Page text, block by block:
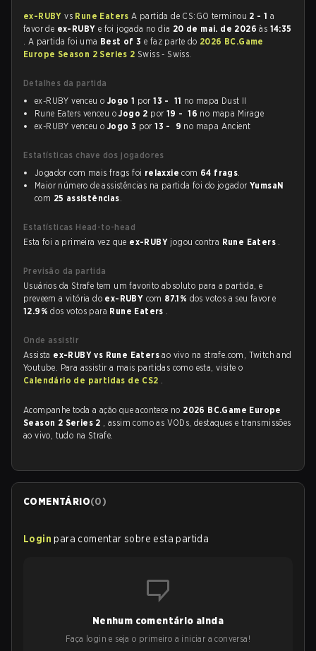
ex-RUBYvs Rune EatersA partida de CS:GO terminou 2 - 1 a
favor de ex-RUBY e foi jogada no dia 20 de mai. de 2026às 14:35
. A partida foi uma Best of 3 e faz parte do 2026 BC.Game
Europe Season 2 Series 2 Swiss - Swiss.
Detalhes da partida
ex-RUBY venceu o Jogo 1 por13 - 11 no mapa Dust II
Rune Eaters venceu oJogo 2 por 19 - 16 no mapa Mirage
ex-RUBY venceu o Jogo 3 por13 - 9 no mapa Ancient
Estatísticas chave dos jogadores
Jogador com mais frags foi relaxxie com 64 frags.
Maior número de assistências na partida foi do jogador YumsaN
com 25 assistências.
Estatísticas Head-to-head
Esta foi a primeira vez que ex-RUBY jogou contra Rune Eaters .
Previsão da partida
Usuários da Strafe tem um favorito absoluto para a partida, e
preveem a vitória do ex-RUBY com 87.1% dos votos a seu favor e
12.9%dos votos para Rune Eaters .
Onde assistir
Assista ex-RUBY vs Rune Eatersao vivo na strafe.com, Twitch and
Youtube. Para assistir a mais partidas como esta, visite o
Calendário de partidas de CS2 .
Acompanhe toda a ação que acontece no 2026 BC.Game Europe
Season 2 Series 2 , assim como as VODs, destaques e transmissões
ao vivo, tudo na Strafe.
COMENTÁRIO(0)
Login para comentar sobre esta partida
Nenhum comentário ainda
Faça login e seja o primeiro a iniciar a conversa!